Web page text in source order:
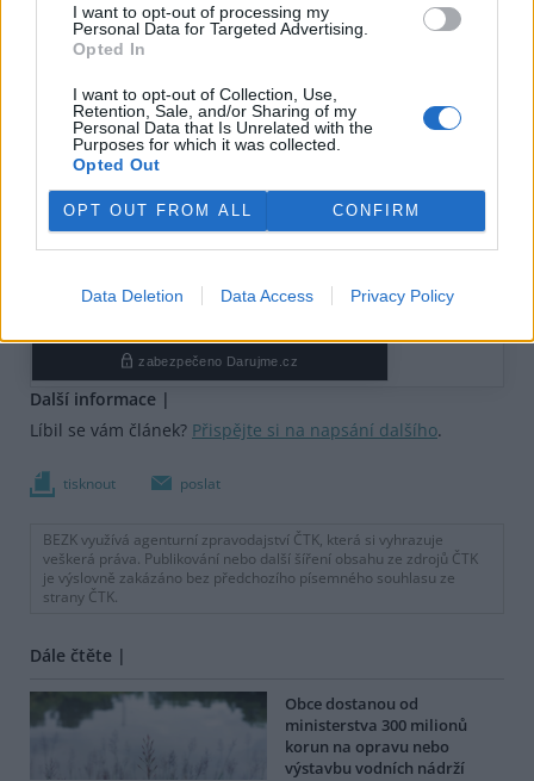
I want to opt-out of processing my
Personal Data for Targeted Advertising.
Opted In
I want to opt-out of Collection, Use,
Retention, Sale, and/or Sharing of my
Personal Data that Is Unrelated with the
Purposes for which it was collected.
Opted Out
OPT OUT FROM ALL CONFIRM
Data Deletion Data Access Privacy Policy
Další informace |
Líbil se vám článek? Přispějte si na napsání dalšího.
tisknout poslat
BEZK využívá agenturní zpravodajství ČTK, která si vyhrazuje
veškerá práva. Publikování nebo další šíření obsahu ze zdrojů ČTK
je výslovně zakázáno bez předchozího písemného souhlasu ze
strany ČTK.
Dále čtěte |
Obce dostanou od
ministerstva 300 milionů
korun na opravu nebo
výstavbu vodních nádrží